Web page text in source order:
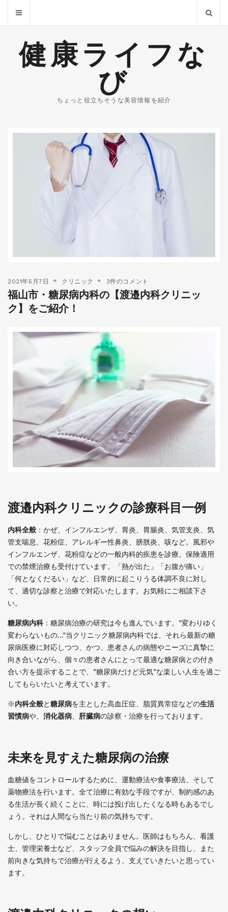
健康ライフな
び
ちょっと役立ちそうな美容情報を紹介
2021年5月7日 クリニック 3件のコメント
福山市・糖尿病内科の【渡邉内科クリニッ
ク】をご紹介！
渡邉内科クリニックの診療科目一例
内科全般 ：かぜ、インフルエンザ、胃炎、胃腸炎、気管支炎、気
管支喘息、花粉症、アレルギー性鼻炎、膀胱炎、咳など。風邪や
インフルエンザ、花粉症などの一般内科的疾患を診療。保険適用
での禁煙治療も受付けています。「熱が出た」「お腹が痛い」
「何となくだるい」など、日常的に起こりうる体調不良に対し
て、適切な診察と治療で対応いたします。お気軽にご相談下さ
い。
糖尿病内科 ：糖尿病治療の研究は今も進んでいます。”変わりゆく
変わらないもの…”当クリニック糖尿病内科では、それら最新の糖
尿病医療に対応しつつ、かつ、患者さんの病態やニーズに真摯に
向き合いながら、個々の患者さんにとって最適な糖尿病との付き
合い方を提示することで、”糖尿病だけど元気”な楽しい人生を過ご
してもらいたいと考えています。
※内科全般と糖尿病を主とした高血圧症、脂質異常症などの生活
習慣病や、 消化器病 肝臓病の診察・治療を行っております。
未来を見すえた糖尿病の治療
血糖値をコントロールするために、運動療法や食事療法、そして
薬物療法を行います。全て治療に有効な手段ですが、制約感のあ
る生活が長く続くことに、時には投げ出したくなる時もあるでし
ょう。それは人間なら当たり前の気持ちです。
しかし、ひとりで悩むことはありません。医師はもちろん、看護
士、管理栄養士など、スタッフ全員で悩みの解決を目指し、また
前向きな気持ちで治療が行えるよう、支えていきたいと思ってい
ます。